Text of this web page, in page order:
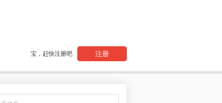
宝，赶快注册吧 注册